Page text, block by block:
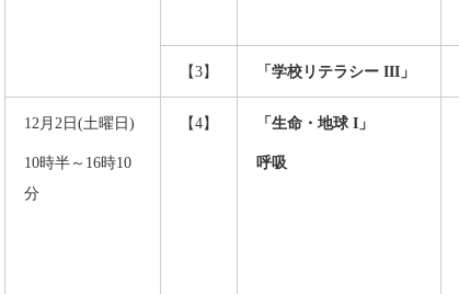
【3】 「学校リテラシー III」
12月2日(土曜日)
10時半～16時10
分
【4】 「生命・地球 I」
呼吸